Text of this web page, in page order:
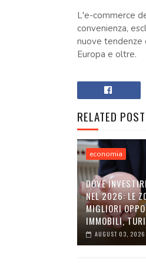
L'e-commerce
convenienza,
nuove tendenze
Europa e oltre.
RELATED
economia
DOVE
NEL 2026: LE
MIGLIORI
IMMOBILI,
AUGUST 03, 2026